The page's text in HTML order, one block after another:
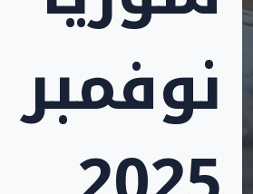
نوفمبر